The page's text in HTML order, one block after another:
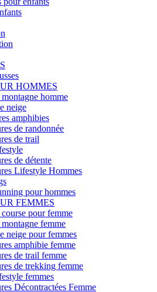
HOMMES
homme
neige
amphibies
de randonnée
de trail
de détente
Lifestyle Hommes
pour hommes
FEMMES
course pour femme
femme
neige pour femmes
amphibie femme
de trail femme
de trekking femme
femmes
Décontractées Femme